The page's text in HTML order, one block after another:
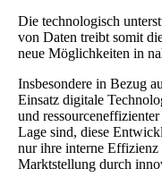
Die technologisch
von Daten treibt somit
neue Möglichkeiten in
Insbesondere in Bezug
Einsatz digitale
und
Lage sind, diese
nur ihre interne Effizienz
Marktstellung durch